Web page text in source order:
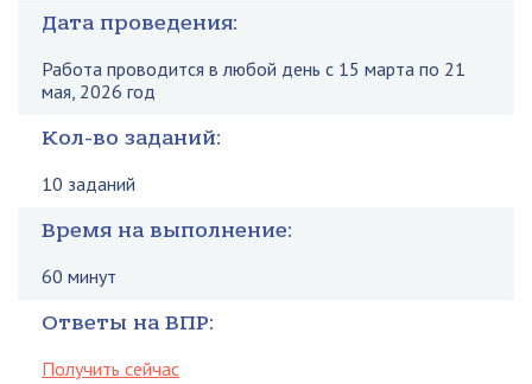
Дата проведения:
Работа проводится в любой день с 15 марта по 21
мая, 2026 год
Кол-во заданий:
10 заданий
Время на выполнение:
60 минут
Ответы на ВПР:
Получить сейчас